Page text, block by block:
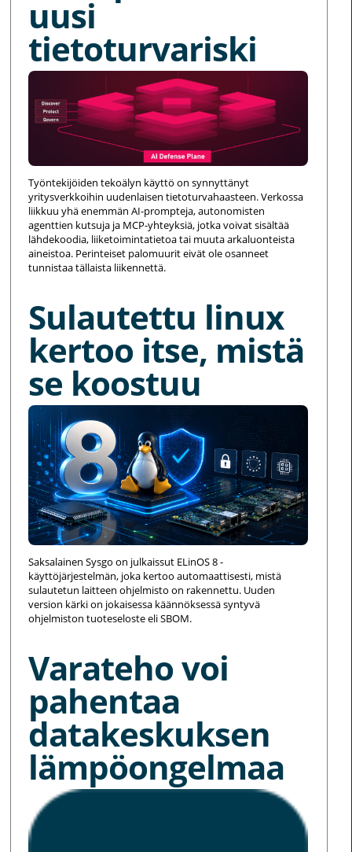
uusi
tietoturvariski
Työntekijöiden tekoälyn käyttö on synnyttänyt
yritysverkkoihin uudenlaisen tietoturvahaasteen. Verkossa
liikkuu yhä enemmän AI-prompteja, autonomisten
agenttien kutsuja ja MCP-yhteyksiä, jotka voivat sisältää
lähdekoodia, liiketoimintatietoa tai muuta arkaluonteista
aineistoa. Perinteiset palomuurit eivät ole osanneet
tunnistaa tällaista liikennettä.
Sulautettu linux
kertoo itse, mistä
se koostuu
Saksalainen Sysgo on julkaissut ELinOS 8 -
käyttöjärjestelmän, joka kertoo automaattisesti, mistä
sulautetun laitteen ohjelmisto on rakennettu. Uuden
version kärki on jokaisessa käännöksessä syntyvä
ohjelmiston tuoteseloste eli SBOM.
Varateho voi
pahentaa
datakeskuksen
lämpöongelmaa